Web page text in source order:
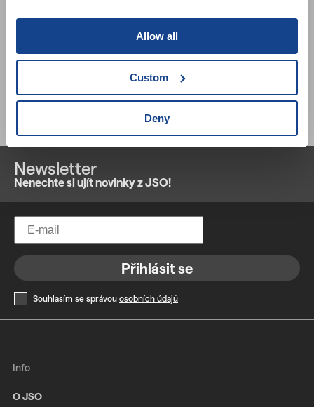
Allow all
Custom
Deny
Newsletter
Nenechte si ujít novinky z JSO!
Přihlásit se
Souhlasím se správou osobních údajů
Info
O JSO